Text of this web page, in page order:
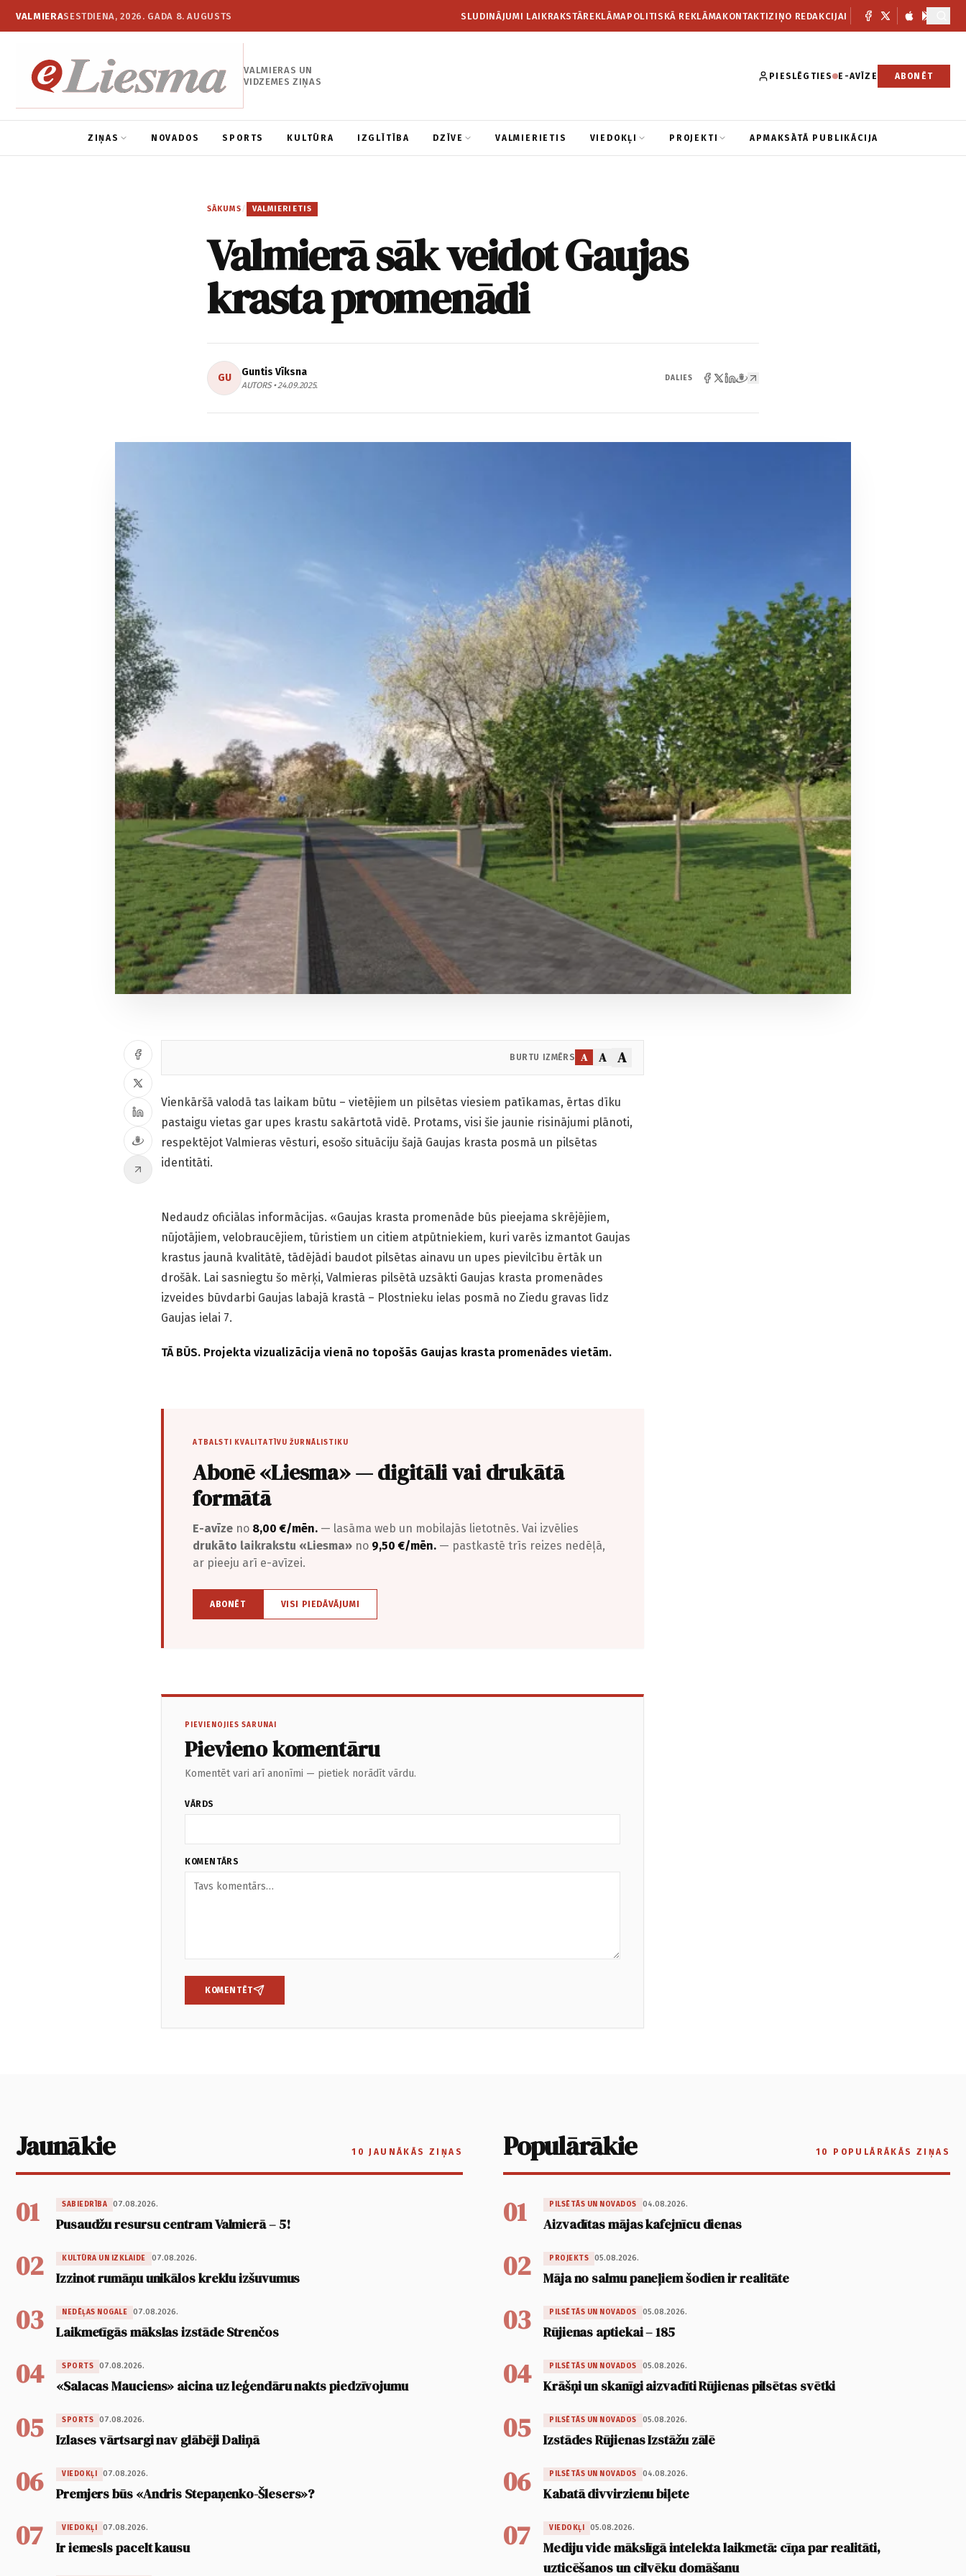
VALMIERASESTDIENA, 2026. GADA 8. AUGUSTS SLUDINĀJUMI LAIKRAKSTĀREKLĀMAPOLITISKĀ REKLĀMAKONTAKTIZIŅO REDAKCIJAI
VALMIERAS UN
VIDZEMES ZIŅAS
PIESLĒGTIES E-AVĪZE ABONĒT
ZIŅAS NOVADOS SPORTS KULTŪRA IZGLĪTĪBA DZĪVE VALMIERIETIS VIEDOKĻI PROJEKTI APMAKSĀTĀ PUBLIKĀCIJA
SĀKUMS / VALMIERIETIS
Valmierā sāk veidot Gaujas
krasta promenādi
GU Guntis Vīksna
AUTORS • 24.09.2025.
DALIES
BURTU IZMĒRS A A A
Vienkāršā valodā tas laikam būtu – vietējiem un pilsētas viesiem patīkamas, ērtas dīku
pastaigu vietas gar upes krastu sakārtotā vidē. Protams, visi šie jaunie risinājumi plānoti,
respektējot Valmieras vēsturi, esošo situāciju šajā Gaujas krasta posmā un pilsētas
identitāti.
Nedaudz oficiālas informācijas. «Gaujas krasta promenāde būs pieejama skrējējiem,
nūjotājiem, velo­braucējiem, tūristiem un citiem atpūtniekiem, kuri varēs izmantot Gaujas
krastus jaunā kvalitātē, tādējādi baudot pilsētas ainavu un upes pievilcību ērtāk un
drošāk. Lai sasniegtu šo mērķi, Valmieras pilsētā uzsākti Gaujas krasta promenādes
izveides būvdarbi Gaujas labajā krastā – Plostnieku ielas posmā no Ziedu gravas līdz
Gaujas ielai 7.
TĀ BŪS. Projekta vizualizācija vienā no topošās Gaujas krasta promenādes vietām.
ATBALSTI KVALITATĪVU ŽURNĀLISTIKU
Abonē «Liesma» — digitāli vai drukātā
formātā
E-avīze no 8,00 €/mēn. — lasāma web un mobilajās lietotnēs. Vai izvēlies
drukāto laikrakstu «Liesma» no 9,50 €/mēn. — pastkastē trīs reizes nedēļā,
ar pieeju arī e-avīzei.
ABONĒT VISI PIEDĀVĀJUMI
PIEVIENOJIES SARUNAI
Pievieno komentāru
Komentēt vari arī anonīmi — pietiek norādīt vārdu.
VĀRDS
KOMENTĀRS
KOMENTĒT
Jaunākie 10 JAUNĀKĀS ZIŅAS
01 SABIEDRĪBA 07.08.2026.
Pusaudžu resursu centram Valmierā – 5!
02 KULTŪRA UN IZKLAIDE 07.08.2026.
Izzinot rumāņu unikālos kreklu izšuvumus
03 NEDĒĻAS NOGALE 07.08.2026.
Laikmetīgās mākslas izstāde Strenčos
04 SPORTS 07.08.2026.
«Salacas Mauciens» aicina uz leģendāru nakts piedzīvojumu
05 SPORTS 07.08.2026.
Izlases vārtsargi nav glābēji Daliņā
06 VIEDOKĻI 07.08.2026.
Premjers būs «Andris Stepaņenko-Šlesers»?
07 VIEDOKĻI 07.08.2026.
Ir iemesls pacelt kausu
Populārākie 10 POPULĀRĀKĀS ZIŅAS
01 PILSĒTĀS UN NOVADOS 04.08.2026.
Aizvadītas mājas kafejnīcu dienas
02 PROJEKTS 05.08.2026.
Māja no salmu paneļiem šodien ir realitāte
03 PILSĒTĀS UN NOVADOS 05.08.2026.
Rūjienas aptiekai – 185
04 PILSĒTĀS UN NOVADOS 05.08.2026.
Krāšņi un skanīgi aizvadīti Rūjienas pilsētas svētki
05 PILSĒTĀS UN NOVADOS 05.08.2026.
Izstādes Rūjienas Izstāžu zālē
06 PILSĒTĀS UN NOVADOS 04.08.2026.
Kabatā divvirzienu biļete
07 VIEDOKĻI 05.08.2026.
Mediju vide mākslīgā intelekta laikmetā: cīņa par realitāti,
uzticēšanos un cilvēku domāšanu